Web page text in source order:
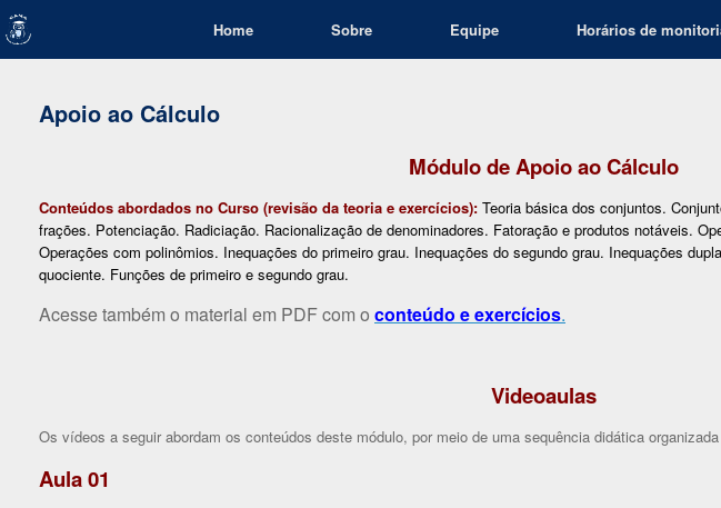
Skip
to
content
Home Sobre Equipe Horários de
Apoio ao Cálculo
Módulo de Apoio ao Cálculo
Conteúdos abordados no Curso (revisão da teoria e exercícios): Teoria básica dos conjuntos.
frações. Potenciação. Radiciação. Racionalização de denominadores. Fatoração e produtos notáveis.
Operações com polinômios. Inequações do primeiro grau. Inequações do segundo grau. Inequações
quociente. Funções de primeiro e segundo grau.
Acesse também o material em PDF com o conteúdo e exercícios.
Videoaulas
Os vídeos a seguir abordam os conteúdos deste módulo, por meio de uma sequência didática
Aula 01